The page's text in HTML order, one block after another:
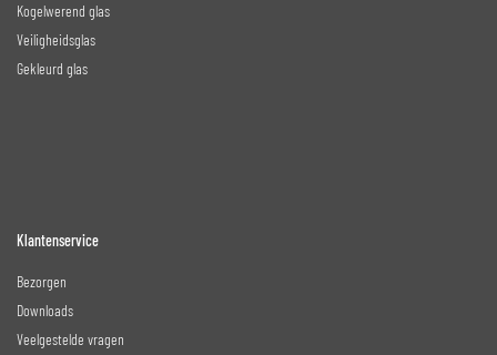
Kogelwerend glas
Veiligheidsglas
Gekleurd glas
Klantenservice
Bezorgen
Downloads
Veelgestelde vragen